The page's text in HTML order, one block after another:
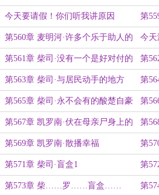
者
今天要请假！你们听我讲原因 第
my
第560章 麦明河·许多个乐于助人的
人
今天
第561章 柴司·没有一个是好对付的 第
第563章 柴司·与居民动手的地方 第
第565章 柴司·永不会有的酸楚自豪 第
第567章 凯罗南·伏在母亲尸身上的
痛哭
第
第569章 凯罗南·散播幸福 第
第571章 柴司·盲盒1 第
第573章 柴……罗……盲盒…… 第